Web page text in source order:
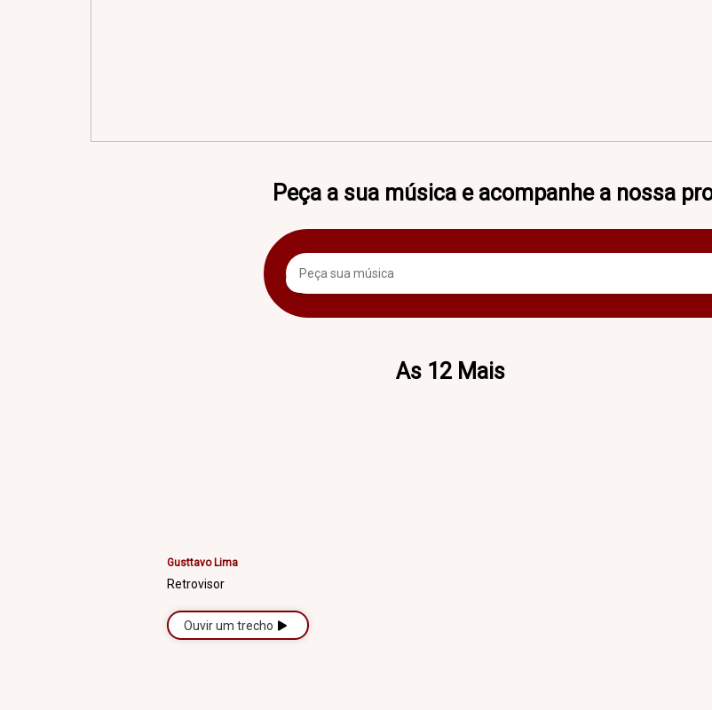
Peça a sua música e acompanhe a nossa
As 12 Mais
Gusttavo Lima
Retrovisor
Ouvir um trecho